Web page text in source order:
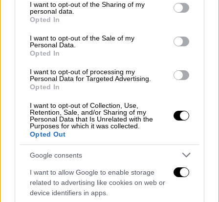
not limited to your visit or usage behaviour. You may click to
grant or deny consent to Google and its third-party tags to
use your data for below specified purposes in below Google
consent section.
I want to opt-out of the Sharing of my
personal data.
Opted In
I want to opt-out of the Sale of my
Personal Data.
Opted In
I want to opt-out of processing my
Personal Data for Targeted Advertising.
Opted In
I want to opt-out of Collection, Use,
Retention, Sale, and/or Sharing of my
Personal Data that Is Unrelated with the
Purposes for which it was collected.
Opted Out
Google consents
I want to allow Google to enable storage
related to advertising like cookies on web or
device identifiers in apps.
Σινεμά 13.03.2026 07:55
Όσκαρ 2026: Τρόμος πάνω από το Λος
Άντζελες – Οι Αρχές φοβούνται
χτύπημα των Ιρανών και παίρνουν